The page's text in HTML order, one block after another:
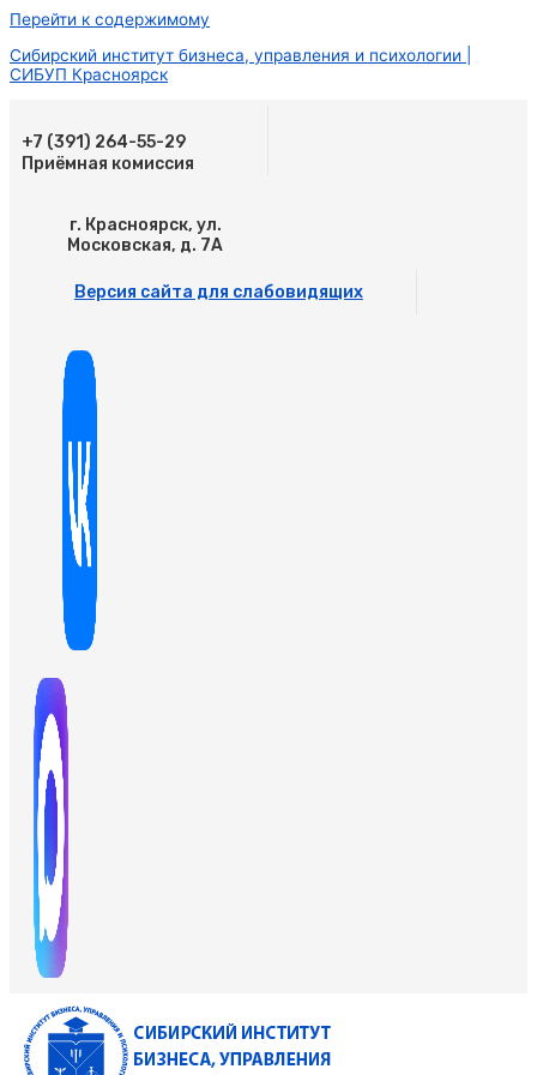
Перейти к содержимому
Сибирский институт бизнеса, управления и психологии |
СИБУП Красноярск
+7 (391) 264-55-29
Приёмная комиссия
г. Красноярск, ул.
Московская, д. 7А
Версия сайта для слабовидящих